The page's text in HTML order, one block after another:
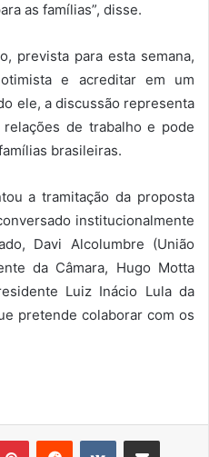
as famílias”, disse.
prevista para esta semana,
e acreditar em um
ele, a discussão representa
de trabalho e pode
brasileiras.
a tramitação da proposta
institucionalmente
Davi Alcolumbre (União
da Câmara, Hugo Motta
Luiz Inácio Lula da
pretende colaborar com os
PinterestReddit VK Compartilhar via e-mail